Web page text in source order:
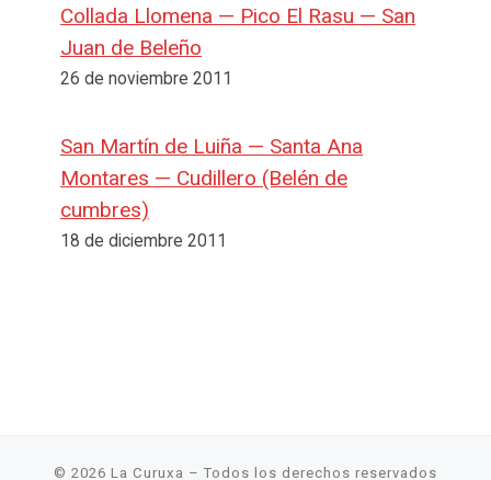
Collada Llomena — Pico El Rasu — San
Juan de Beleño
26 de noviembre 2011
San Martín de Luiña — Santa Ana
Montares — Cudillero (Belén de
cumbres)
18 de diciembre 2011
© 2026 La Curuxa – Todos los derechos reservados